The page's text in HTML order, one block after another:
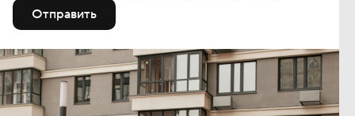
Отправить